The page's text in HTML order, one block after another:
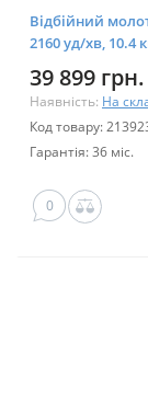
Відбійний
2160 уд/хв, 10.4
39 899 грн.
Наявність: На
Код товару:
Гарантія: 36 міс.
0